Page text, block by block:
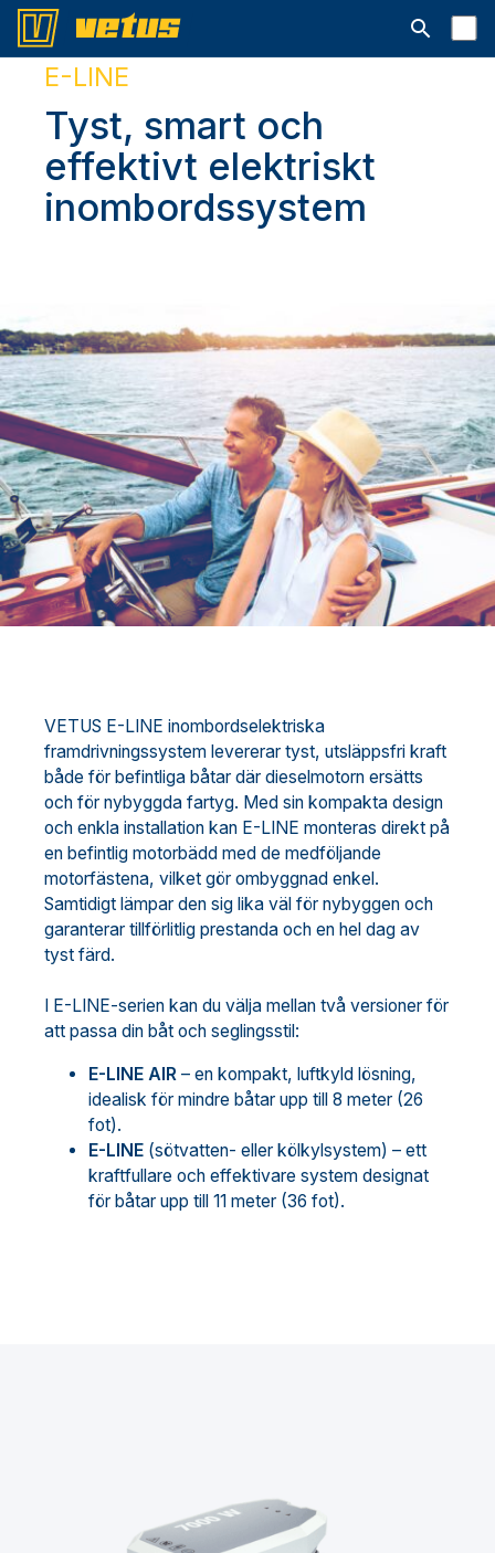
Open
E-LINE
Tyst, smart och
effektivt elektriskt
inombordssystem
VETUS E-LINE inombordselektriska
framdrivningssystem levererar tyst, utsläppsfri kraft
både för befintliga båtar där dieselmotorn ersätts
och för nybyggda fartyg. Med sin kompakta design
och enkla installation kan E-LINE monteras direkt på
en befintlig motorbädd med de medföljande
motorfästena, vilket gör ombyggnad enkel.
Samtidigt lämpar den sig lika väl för nybyggen och
garanterar tillförlitlig prestanda och en hel dag av
tyst färd.
I E-LINE-serien kan du välja mellan två versioner för
att passa din båt och seglingsstil:
E-LINE AIR – en kompakt, luftkyld lösning,
idealisk för mindre båtar upp till 8 meter (26
fot).
E-LINE (sötvatten- eller kölkylsystem) – ett
kraftfullare och effektivare system designat
för båtar upp till 11 meter (36 fot).